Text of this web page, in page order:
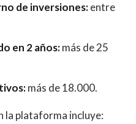
de inversiones:entre
en 2 años:más de 25
más de 18.000.
la plataforma incluye: